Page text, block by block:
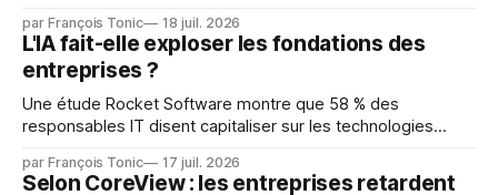
mainteneurs — irréalisable. Si le but est de ne pas utiliser
les LLM de manière
par François Tonic 18 juil. 2026
L'IA fait-elle exploser les fondations des
entreprises ?
Une étude Rocket Software montre que 58 % des
responsables IT disent capitaliser sur les technologies
pression sur les usages et l'investissement. Cette pression
par François Tonic 17 juil. 2026
Selon CoreView : les entreprises retardent